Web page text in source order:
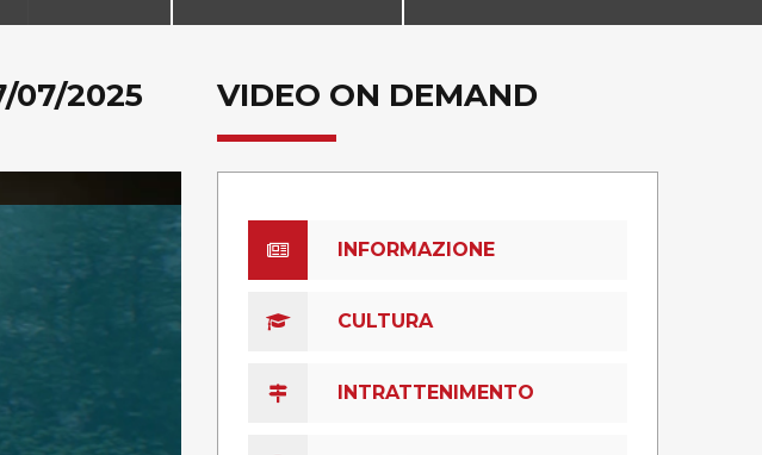
07/2025 VIDEO ON DEMAND
INFORMAZIONE
CULTURA
INTRATTENIMENTO